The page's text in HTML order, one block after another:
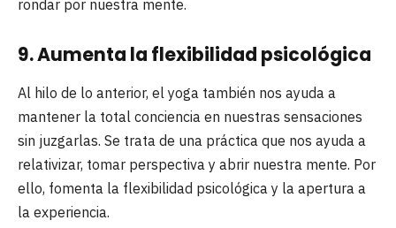
rondar por nuestra mente.
9. Aumenta la flexibilidad psicológica
Al hilo de lo anterior, el yoga también nos ayuda a
mantener la total conciencia en nuestras sensaciones
sin juzgarlas. Se trata de una práctica que nos ayuda a
relativizar, tomar perspectiva y abrir nuestra mente. Por
ello, fomenta la flexibilidad psicológica y la apertura a
la experiencia.